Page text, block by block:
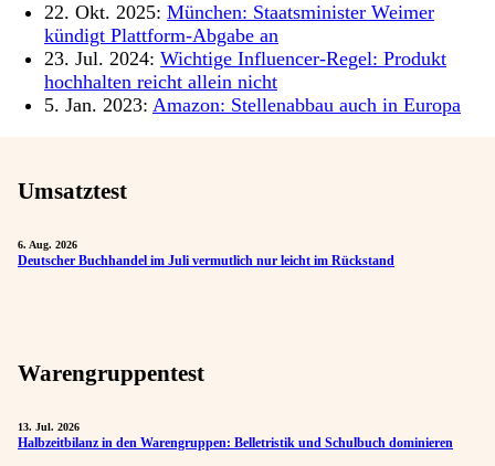
22. Okt. 2025: München: Staatsminister Weimer
kündigt Plattform-Abgabe an
23. Jul. 2024: Wichtige Influencer-Regel: Produkt
hochhalten reicht allein nicht
5. Jan. 2023: Amazon: Stellenabbau auch in Europa
Umsatztest
6. Aug. 2026
Deutscher Buchhandel im Juli vermutlich nur leicht im Rückstand
Warengruppentest
13. Jul. 2026
Halbzeitbilanz in den Warengruppen: Belletristik und Schulbuch dominieren